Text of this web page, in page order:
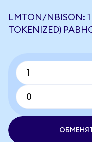
LMTON/NBISON:
TOKENIZED)